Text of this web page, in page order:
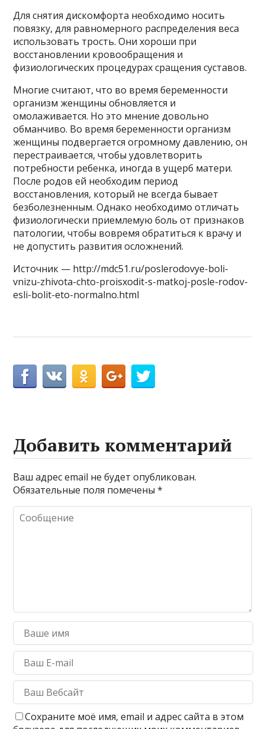
Для снятия дискомфорта необходимо носить
повязку, для равномерного распределения веса
использовать трость. Они хороши при
восстановлении кровообращения и
физиологических процедурах сращения суставов.
Многие считают, что во время беременности
организм женщины обновляется и
омолаживается. Но это мнение довольно
обманчиво. Во время беременности организм
женщины подвергается огромному давлению, он
перестраивается, чтобы удовлетворить
потребности ребенка, иногда в ущерб матери.
После родов ей необходим период
восстановления, который не всегда бывает
безболезненным. Однако необходимо отличать
физиологически приемлемую боль от признаков
патологии, чтобы вовремя обратиться к врачу и
не допустить развития осложнений.
Источник — http://mdc51.ru/poslerodovye-boli-
vnizu-zhivota-chto-proisxodit-s-matkoj-posle-rodov-
esli-bolit-eto-normalno.html
Добавить комментарий
Ваш адрес email не будет опубликован.
Обязательные поля помечены*
Сохраните моё имя, email и адрес сайта в этом